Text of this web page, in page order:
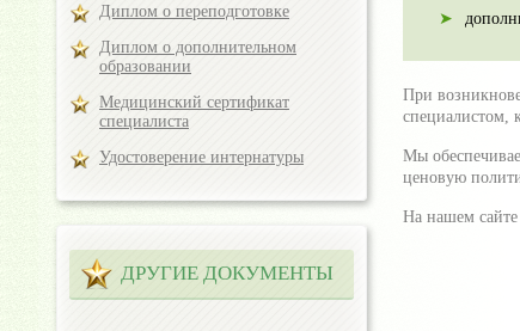
При
специалистом,
Мы
ценовую
На нашем сайте
Диплом о переподготовке
Диплом о дополнительном
образовании
Медицинский сертификат
специалиста
Удостоверение интернатуры
ДРУГИЕ ДОКУМЕНТЫ